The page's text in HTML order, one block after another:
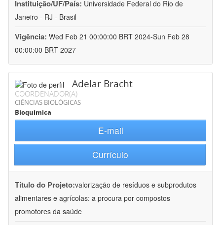
Instituição/UF/País: Universidade Federal do Rio de
Janeiro - RJ - Brasil
Vigência: Wed Feb 21 00:00:00 BRT 2024-Sun Feb 28
00:00:00 BRT 2027
Adelar Bracht
COORDENADOR(A)
CIÊNCIAS BIOLÓGICAS
Bioquímica
E-mail
Currículo
Título do Projeto:valorização de resíduos e subprodutos
alimentares e agrícolas: a procura por compostos
promotores da saúde